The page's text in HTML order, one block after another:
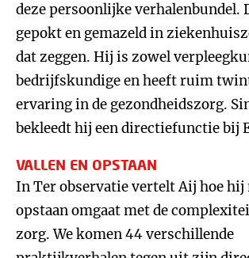
deze persoonlijke verhalenbundel.
gepokt en gemazeld in
dat zeggen. Hij is zowel
bedrijfskundige en heeft ruim
ervaring in de gezondheidszorg.
bekleedt hij een directiefunctie bij
VALLEN EN OPSTAAN
In Ter observatie vertelt Aij hoe hij
opstaan omgaat met de
zorg. We komen 44 verschillende